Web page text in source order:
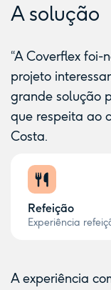
A solução
“A Coverflex foi-
projeto
grande solução
que respeita ao
Costa.
Refeição
Experiência
A experiência